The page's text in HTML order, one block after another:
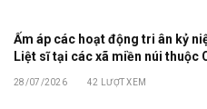
Ấm áp các hoạt động tri ân kỷ
Liệt sĩ tại các xã miền núi thuộc
28/07/2026 42 LƯỢT XEM